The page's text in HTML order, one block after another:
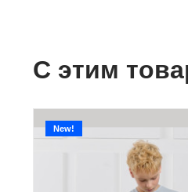
С этим
New!